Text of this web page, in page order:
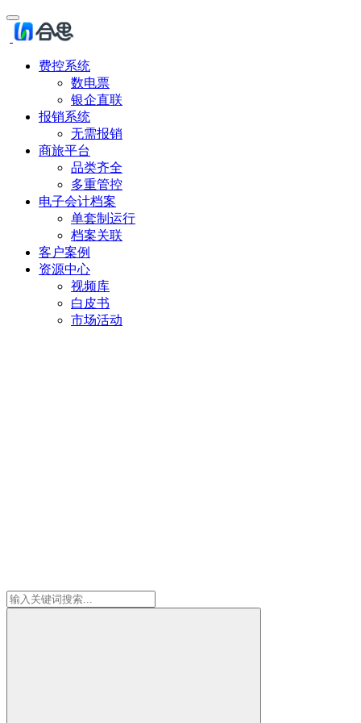
费控系统
数电票
银企直联
报销系统
无需报销
商旅平台
品类齐全
多重管控
电子会计档案
单套制运行
档案关联
客户案例
资源中心
视频库
白皮书
市场活动